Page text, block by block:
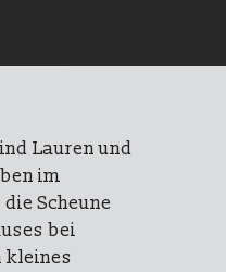
Lauren und
im
Scheune
bei
kleines